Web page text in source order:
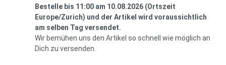
Bestelle bis 11:00 am 10.08.2026 (Ortszeit
Europe/Zurich) und der Artikel wird voraussichtlich
am selben Tag versendet.
Wir bemühen uns den Artikel so schnell wie möglich an
Dich zu versenden.